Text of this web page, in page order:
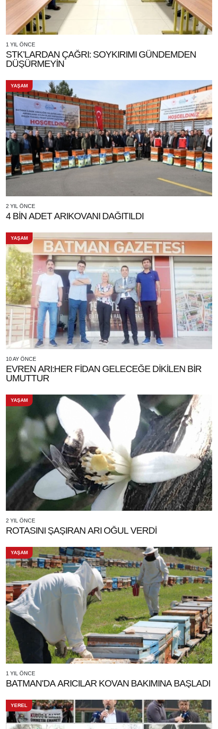
1 YIL ÖNCE
STK’LARDAN ÇAĞRI: SOYKIRIMI GÜNDEMDEN
DÜŞÜRMEYİN
YAŞAM
2 YIL ÖNCE
4 BİN ADET ARIKOVANI DAĞITILDI
YAŞAM
10 AY ÖNCE
EVREN ARI:HER FİDAN GELECEĞE DİKİLEN BİR
UMUTTUR
YAŞAM
2 YIL ÖNCE
ROTASINI ŞAŞIRAN ARI OĞUL VERDİ
YAŞAM
1 YIL ÖNCE
BATMAN'DA ARICILAR KOVAN BAKIMINA BAŞLADI
YEREL